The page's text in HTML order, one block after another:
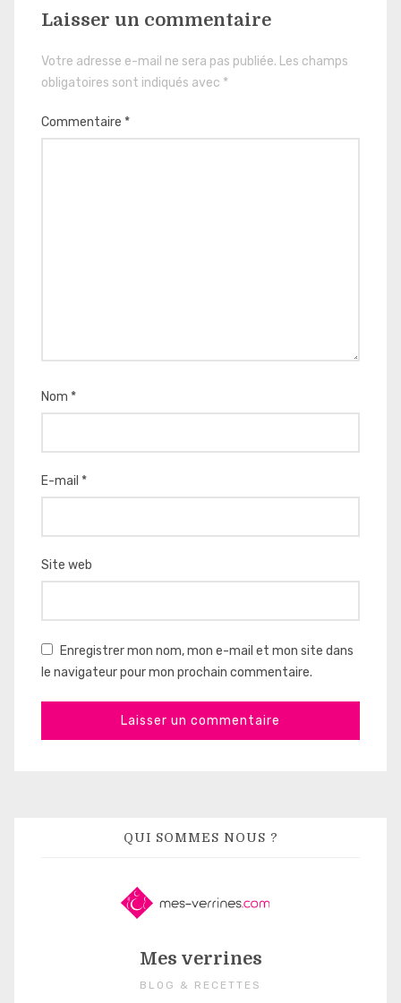
Laisser un commentaire
Votre adresse e-mail ne sera pas publiée. Les champs
obligatoires sont indiqués avec *
Commentaire *
Nom *
E-mail *
Site web
Enregistrer mon nom, mon e-mail et mon site dans
le navigateur pour mon prochain commentaire.
QUI SOMMES NOUS ?
Mes verrines
BLOG & RECETTES